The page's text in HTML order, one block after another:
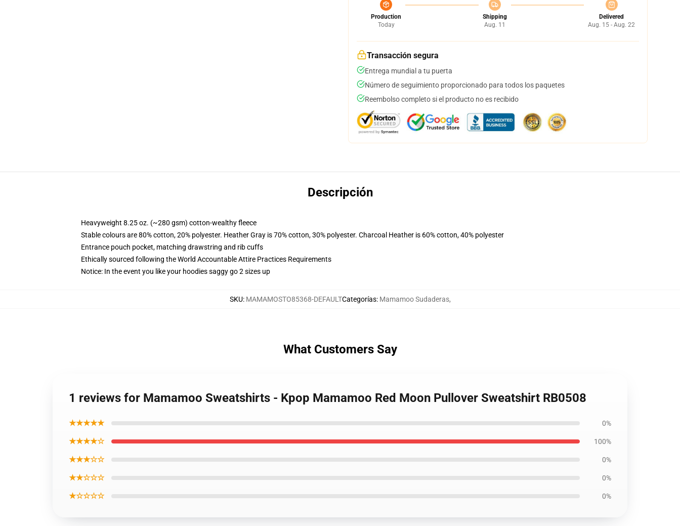
Production
Today
Shipping
Aug. 11
Delivered
Aug. 15 - Aug. 22
Transacción segura
Entrega mundial a tu puerta
Número de seguimiento proporcionado para todos los paquetes
Reembolso completo si el producto no es recibido
Descripción
Heavyweight 8.25 oz. (~280 gsm) cotton-wealthy fleece
Stable colours are 80% cotton, 20% polyester. Heather Gray is 70% cotton, 30% polyester. Charcoal Heather is 60% cotton, 40% polyester
Entrance pouch pocket, matching drawstring and rib cuffs
Ethically sourced following the World Accountable Attire Practices Requirements
Notice: In the event you like your hoodies saggy go 2 sizes up
SKU: MAMAMOSTO85368-DEFAULTCategorías: Mamamoo Sudaderas,
What Customers Say
1 reviews for Mamamoo Sweatshirts - Kpop Mamamoo Red Moon Pullover Sweatshirt RB0508
★★★★★ 0%
★★★★☆ 100%
★★★☆☆ 0%
★★☆☆☆ 0%
★☆☆☆☆ 0%